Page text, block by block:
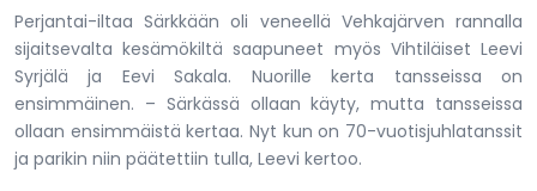
Perjantai-iltaa Särkkään oli veneellä Vehkajärven rannalla
sijaitsevalta kesämökiltä saapuneet myös Vihtiläiset Leevi
Syrjälä ja Eevi Sakala. Nuorille kerta tansseissa on
ensimmäinen. – Särkässä ollaan käyty, mutta tansseissa
ollaan ensimmäistä kertaa. Nyt kun on 70-vuotisjuhlatanssit
ja parikin niin päätettiin tulla, Leevi kertoo.